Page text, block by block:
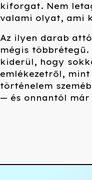
kiforgat. Nem
valami olyat, ami
Az ilyen darab
mégis
kiderül, hogy
emlékezetről,
történelem
— és onnantól